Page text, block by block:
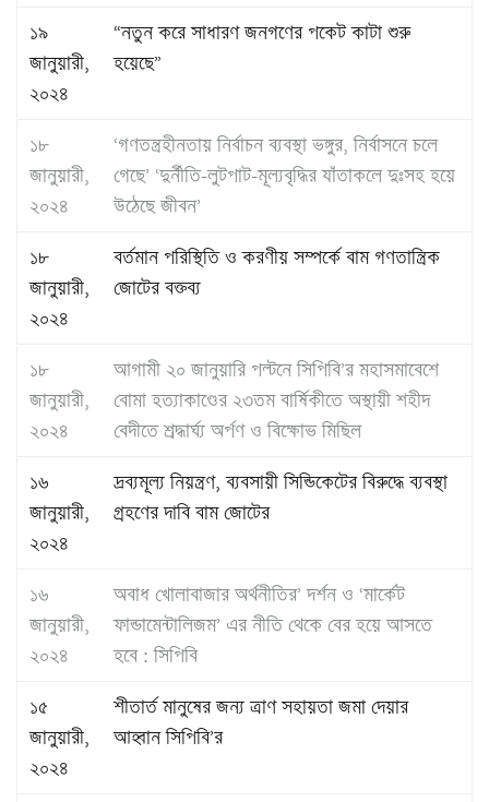
১৯
জানুয়ারী,
২০২৪
“নতুন করে সাধারণ জনগণের পকেট কাটা শুরু
হয়েছে”
১৮
জানুয়ারী,
২০২৪
‘গণতন্ত্রহীনতায় নির্বাচন ব্যবস্থা ভঙ্গুর, নির্বাসনে চলে
গেছে’ ‘দুর্নীতি-লুটপাট-মূল্যবৃদ্ধির যাঁতাকলে দুঃসহ হয়ে
উঠেছে জীবন’
১৮
জানুয়ারী,
২০২৪
বর্তমান পরিস্থিতি ও করণীয় সম্পর্কে বাম গণতান্ত্রিক
জোটের বক্তব্য
১৮
জানুয়ারী,
২০২৪
আগামী ২০ জানুয়ারি পল্টনে সিপিবি’র মহাসমাবেশে
বোমা হত্যাকাণ্ডের ২৩তম বার্ষিকীতে অস্থায়ী শহীদ
বেদীতে শ্রদ্ধার্ঘ্য অর্পণ ও বিক্ষোভ মিছিল
১৬
জানুয়ারী,
২০২৪
দ্রব্যমূল্য নিয়ন্ত্রণ, ব্যবসায়ী সিন্ডিকেটের বিরুদ্ধে ব্যবস্থা
গ্রহণের দাবি বাম জোটের
১৬
জানুয়ারী,
২০২৪
অবাধ খোলাবাজার অর্থনীতির’ দর্শন ও ‘মার্কেট
ফান্ডামেন্টালিজম’ এর নীতি থেকে বের হয়ে আসতে
হবে : সিপিবি
১৫
জানুয়ারী,
২০২৪
শীতার্ত মানুষের জন্য ত্রাণ সহায়তা জমা দেয়ার
আহ্বান সিপিবি’র